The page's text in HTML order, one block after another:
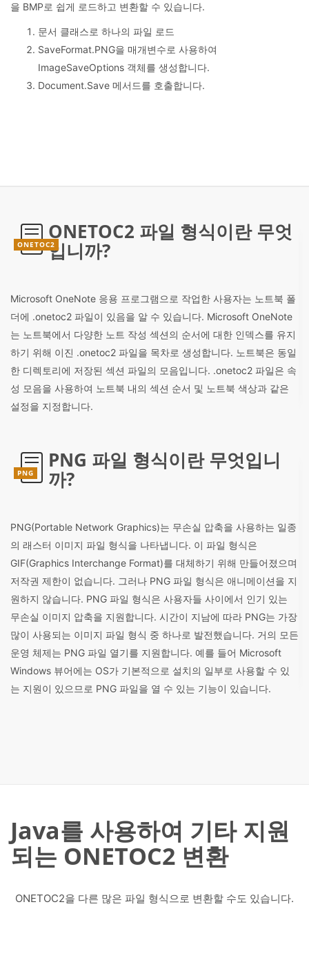
을 BMP로 쉽게 로드하고 변환할 수 있습니다.
문서 클래스로 하나의 파일 로드
SaveFormat.PNG을 매개변수로 사용하여
ImageSaveOptions 객체를 생성합니다.
Document.Save 메서드를 호출합니다.
ONETOC2
ONETOC2 파일 형식이란 무엇
입니까?
Microsoft OneNote 응용 프로그램으로 작업한 사용자는 노트북 폴
더에 .onetoc2 파일이 있음을 알 수 있습니다. Microsoft OneNote
는 노트북에서 다양한 노트 작성 섹션의 순서에 대한 인덱스를 유지
하기 위해 이진 .onetoc2 파일을 목차로 생성합니다. 노트북은 동일
한 디렉토리에 저장된 섹션 파일의 모음입니다. .onetoc2 파일은 속
성 모음을 사용하여 노트북 내의 섹션 순서 및 노트북 색상과 같은
설정을 지정합니다.
PNG
PNG 파일 형식이란 무엇입니
까?
PNG(Portable Network Graphics)는 무손실 압축을 사용하는 일종
의 래스터 이미지 파일 형식을 나타냅니다. 이 파일 형식은
GIF(Graphics Interchange Format)를 대체하기 위해 만들어졌으며
저작권 제한이 없습니다. 그러나 PNG 파일 형식은 애니메이션을 지
원하지 않습니다. PNG 파일 형식은 사용자들 사이에서 인기 있는
무손실 이미지 압축을 지원합니다. 시간이 지남에 따라 PNG는 가장
많이 사용되는 이미지 파일 형식 중 하나로 발전했습니다. 거의 모든
운영 체제는 PNG 파일 열기를 지원합니다. 예를 들어 Microsoft
Windows 뷰어에는 OS가 기본적으로 설치의 일부로 사용할 수 있
는 지원이 있으므로 PNG 파일을 열 수 있는 기능이 있습니다.
Java를 사용하여 기타 지원
되는 ONETOC2 변환
ONETOC2을 다른 많은 파일 형식으로 변환할 수도 있습니다.